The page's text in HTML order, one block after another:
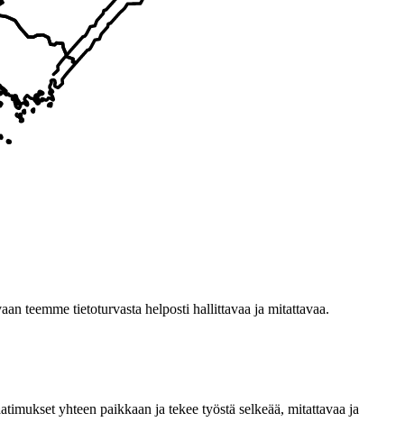
teemme tietoturvasta helposti hallittavaa ja mitattavaa.
yhteen paikkaan ja tekee työstä selkeää, mitattavaa ja